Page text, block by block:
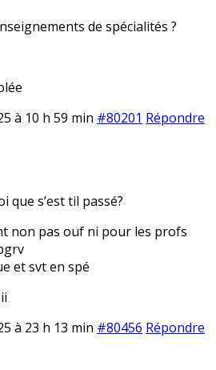
de spécialités ?
à 10 h 59 min #80201 Répondre
que s’est til passé?
non pas ouf ni pour les profs
et svt en spé
à 23 h 13 min #80456 Répondre